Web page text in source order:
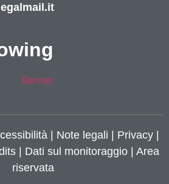
| Note legali | Privacy|
| Dati sul monitoraggio | Area
riservata